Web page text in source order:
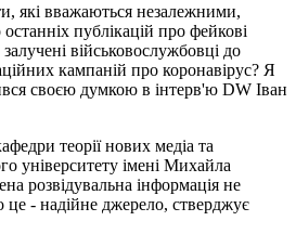
які вважаються незалежними,
публікацій про фейкові
військовослужбовці до
кампаній про коронавірус? Я
своєю думкою в інтерв'ю DW Іван
теорії нових медіа та
університету імені Михайла
розвідувальна інформація не
це - надійне джерело, стверджує